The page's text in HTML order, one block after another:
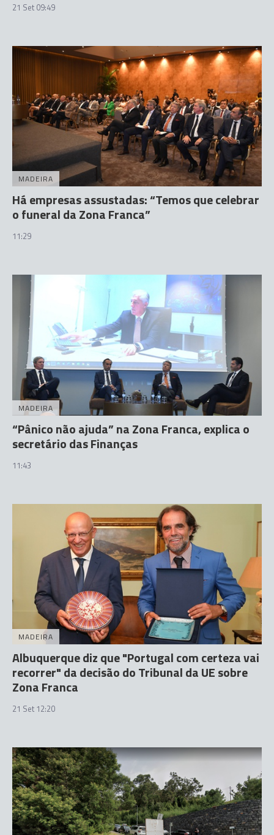
21 Set 09:49
MADEIRA
Há empresas assustadas: “Temos que celebrar
o funeral da Zona Franca”
11:29
MADEIRA
“Pânico não ajuda” na Zona Franca, explica o
secretário das Finanças
11:43
MADEIRA
Albuquerque diz que "Portugal com certeza vai
recorrer" da decisão do Tribunal da UE sobre
Zona Franca
21 Set 12:20